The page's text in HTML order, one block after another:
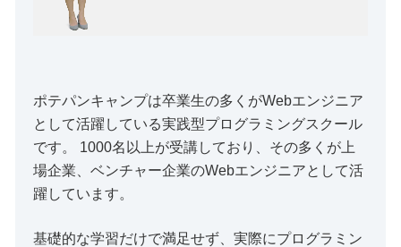
ポテパンキャンプは卒業生の多くがWebエンジニア
として活躍している実践型プログラミングスクール
です。 1000名以上が受講しており、その多くが上
場企業、ベンチャー企業のWebエンジニアとして活
躍しています。
基礎的な学習だけで満足せず、実際にプログラミン